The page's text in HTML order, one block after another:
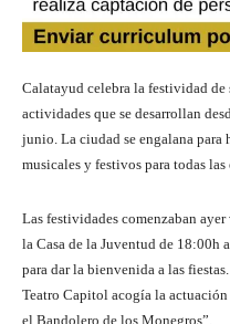
Calatayud celebra la festividad
actividades que se desarrollan
junio. La ciudad se engalana para
musicales y festivos para todas las
Las festividades comenzaban
la Casa de la Juventud de 18:00h
para dar la bienvenida a las
Teatro Capitol acogía la
el Bandolero de los Monegros”.